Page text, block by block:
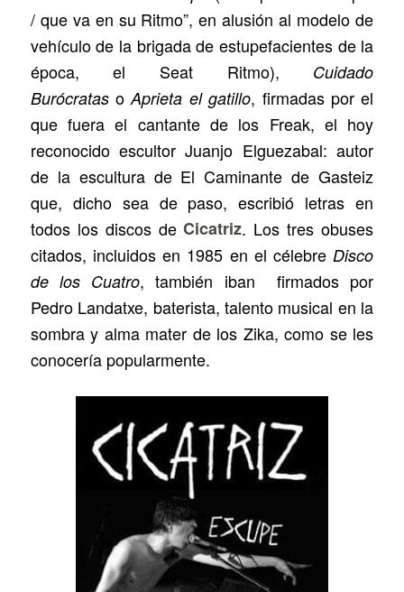
/ que va en su Ritmo”, en alusión al modelo de
vehículo de la brigada de estupefacientes de la
época, el Seat Ritmo), Cuidado
BurócratasoAprieta el gatillo, firmadas por el
que fuera el cantante de los Freak, el hoy
reconocido escultor Juanjo Elguezabal: autor
de la escultura de El Caminante de Gasteiz
que, dicho sea de paso, escribió letras en
todos los discos deCicatriz. Los tres obuses
citados, incluidos en 1985 en el célebreDisco
de los Cuatro, también iban firmados por
Pedro Landatxe, baterista, talento musical en la
sombra y alma mater de los Zika, como se les
conocería popularmente.